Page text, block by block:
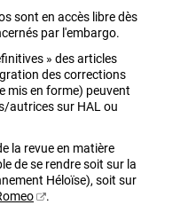
sont en accès libre dès
par l'embargo.
» des articles
des corrections
mis en forme) peuvent
autrices sur HAL ou
la revue en matière
de se rendre soit sur la
Héloïse), soit sur
.